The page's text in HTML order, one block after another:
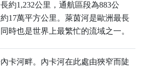
約1,232公里，通航區段為883公
17萬平方公里。萊茵河是歐洲最長
時也是世界上最繁忙的流域之一。
卡河畔。內卡河在此處由狹窄而陡